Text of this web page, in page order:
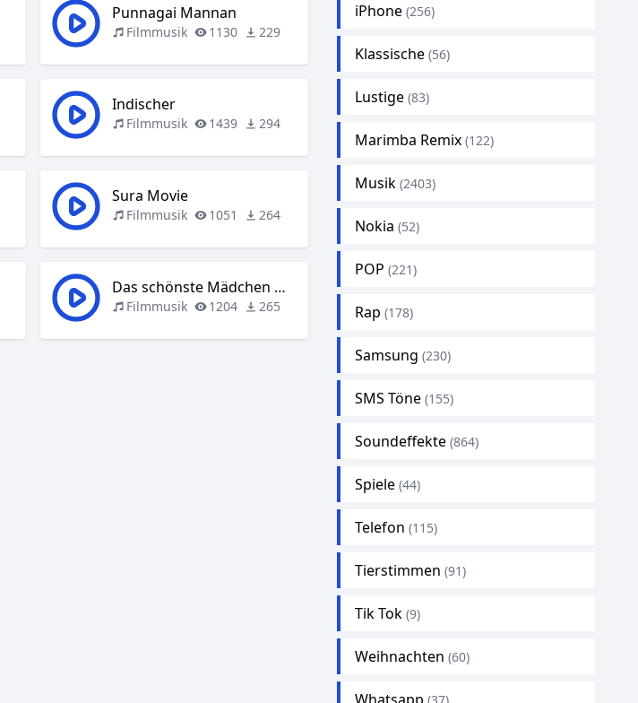
Punnagai Mannan
Filmmusik 1130 229
Indischer
Filmmusik 1439 294
Sura Movie
Filmmusik 1051 264
Das schönste Mädchen der Welt
Filmmusik 1204 265
iPhone (256)
Klassische (56)
Lustige (83)
Marimba Remix (122)
Musik (2403)
Nokia (52)
POP (221)
Rap (178)
Samsung (230)
SMS Töne (155)
Soundeffekte (864)
Spiele (44)
Telefon (115)
Tierstimmen (91)
Tik Tok (9)
Weihnachten (60)